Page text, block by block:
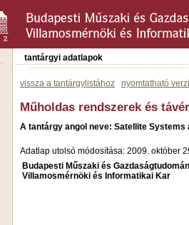
tantárgyi adatlapok
vissza a tantárgylistához nyomtatható
Műholdas rendszerek és
A tantárgy angol neve: Satellite Systems
Adatlap utolsó módosítása: 2009. október
Budapesti Műszaki és
Villamosmérnöki és Informatikai Kar